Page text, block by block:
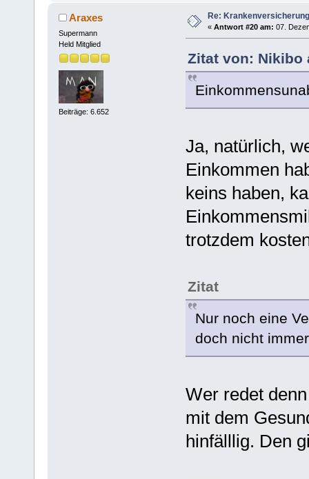
Araxes
Supermann
Held Mitglied
Beiträge: 6.652
Re: Krankenversicherung
« Antwort #20 am: 07.
Zitat von: Nikibo
Ja, natürlich,
Einkommen
keins haben,
trotzdem
Zitat
Nur noch eine
doch nicht
Wer redet
mit dem
hinfälllig. Den